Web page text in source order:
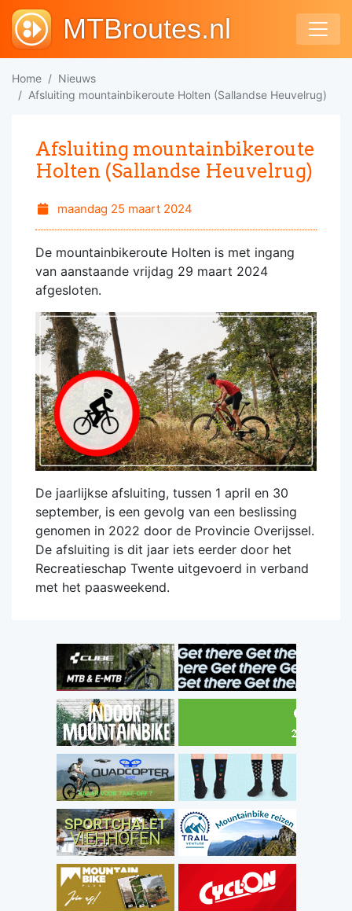
MTBroutes.nl
Home
Nieuws
Afsluiting mountainbikeroute Holten (Sallandse Heuvelrug)
Afsluiting mountainbikeroute
Holten (Sallandse Heuvelrug)
maandag 25 maart 2024
De mountainbikeroute Holten is met ingang
van aanstaande vrijdag 29 maart 2024
afgesloten.
De jaarlijkse afsluiting, tussen 1 april en 30
september, is een gevolg van een beslissing
genomen in 2022 door de Provincie Overijssel.
De afsluiting is dit jaar iets eerder door het
Recreatieschap Twente uitgevoerd in verband
met het paasweekend.